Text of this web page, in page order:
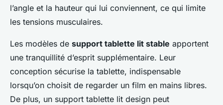
l’angle et la hauteur qui lui conviennent, ce qui limite
les tensions musculaires.
Les modèles de support tablette lit stable apportent
une tranquillité d’esprit supplémentaire. Leur
conception sécurise la tablette, indispensable
lorsqu’on choisit de regarder un film en mains libres.
De plus, un support tablette lit design peut